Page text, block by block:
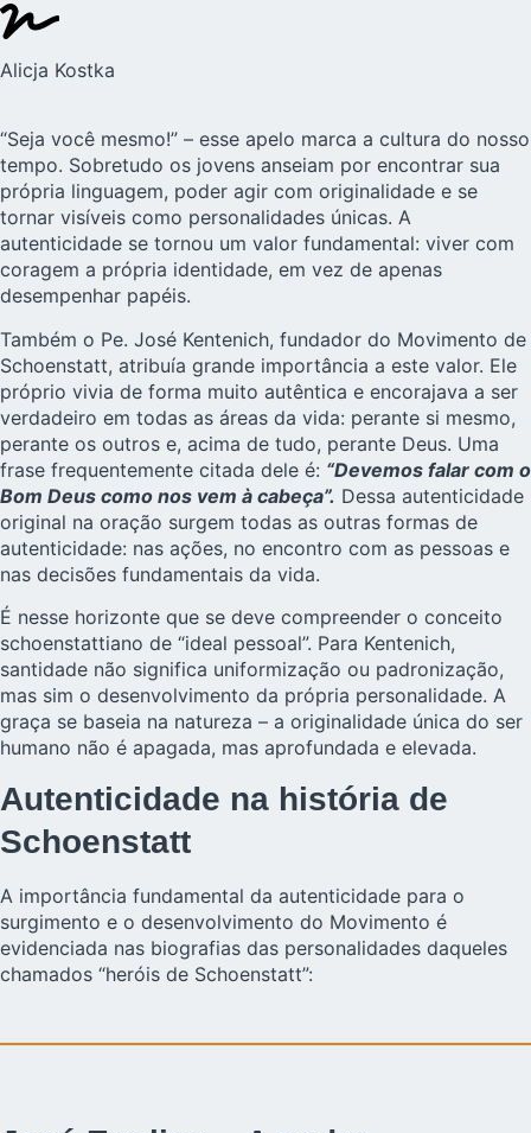
Alicja Kostka
“Seja você mesmo!” – esse apelo marca a cultura do nosso
tempo. Sobretudo os jovens anseiam por encontrar sua
própria linguagem, poder agir com originalidade e se
tornar visíveis como personalidades únicas. A
autenticidade se tornou um valor fundamental: viver com
coragem a própria identidade, em vez de apenas
desempenhar papéis.
Também o Pe. José Kentenich, fundador do Movimento de
Schoenstatt, atribuía grande importância a este valor. Ele
próprio vivia de forma muito autêntica e encorajava a ser
verdadeiro em todas as áreas da vida: perante si mesmo,
perante os outros e, acima de tudo, perante Deus. Uma
frase frequentemente citada dele é: “Devemos falar com o
Bom Deus como nos vem à cabeça”. Dessa autenticidade
original na oração surgem todas as outras formas de
autenticidade: nas ações, no encontro com as pessoas e
nas decisões fundamentais da vida.
É nesse horizonte que se deve compreender o conceito
schoenstattiano de “ideal pessoal”. Para Kentenich,
santidade não significa uniformização ou padronização,
mas sim o desenvolvimento da própria personalidade. A
graça se baseia na natureza – a originalidade única do ser
humano não é apagada, mas aprofundada e elevada.
Autenticidade na história de
Schoenstatt
A importância fundamental da autenticidade para o
surgimento e o desenvolvimento do Movimento é
evidenciada nas biografias das personalidades daqueles
chamados “heróis de Schoenstatt”: